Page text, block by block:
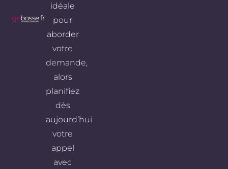
idéale
pour
aborder
votre
demande,
alors
planifiez
dès
aujourd’hui
votre
appel
avec